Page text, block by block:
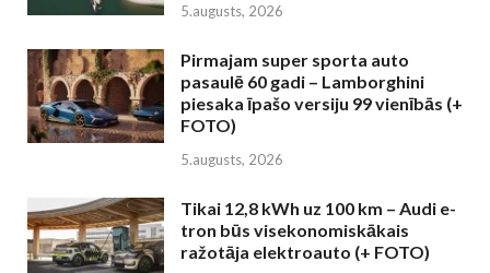
5.augusts, 2026
Pirmajam super sporta auto
pasaulē 60 gadi – Lamborghini
piesaka īpašo versiju 99 vienībās (+
FOTO)
5.augusts, 2026
Tikai 12,8 kWh uz 100 km – Audi e-
tron būs visekonomiskākais
ražotāja elektroauto (+ FOTO)